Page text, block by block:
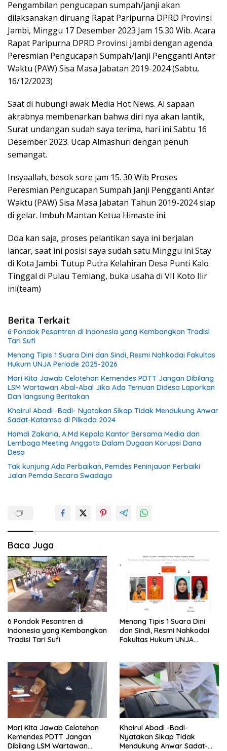
Pengambilan pengucapan sumpah/janji akan
dilaksanakan diruang Rapat Paripurna DPRD Provinsi
Jambi, Minggu 17 Desember 2023 Jam 15.30 Wib. Acara
Rapat Paripurna DPRD Provinsi Jambi dengan agenda
Peresmian Pengucapan Sumpah/Janji Pengganti Antar
Waktu (PAW) Sisa Masa Jabatan 2019-2024 (Sabtu,
16/12/2023)
Saat di hubungi awak Media Hot News. Al sapaan
akrabnya membenarkan bahwa diri nya akan lantik,
Surat undangan sudah saya terima, hari ini Sabtu 16
Desember 2023. Ucap Almashuri dengan penuh
semangat.
Insyaallah, besok sore jam 15. 30 Wib Proses
Peresmian Pengucapan Sumpah Janji Pengganti Antar
Waktu (PAW) Sisa Masa Jabatan Tahun 2019-2024 siap
di gelar. Imbuh Mantan Ketua Himaste ini.
Doa kan saja, proses pelantikan saya ini berjalan
lancar, saat ini posisi saya sudah satu Minggu ini Stay
di Kota Jambi. Tutup Putra Kelahiran Desa Punti Kalo
Tinggal di Pulau Temiang, buka usaha di VII Koto Ilir
ini(team)
Berita Terkait
6 Pondok Pesantren di Indonesia yang Kembangkan Tradisi
Tari Sufi
Menang Tipis 1 Suara Dini dan Sindi, Resmi Nahkodai Fakultas
Hukum UNJA Periode 2025-2026
Mari Kita Jawab Celotehan Kemendes PDTT Jangan Dibilang
LSM Wartawan Abal-Abal Jika Ada Temuan Didesa Laporkan
Dan langsung Beritakan
Khairul Abadi -Badi- Nyatakan Sikap Tidak Mendukung Anwar
Sadat-Katamso di Pilkada 2024
Hamdi Zakaria, A.Md Kepala Kantor Bersama Media dan
Lembaga Meeting Anggota Dalam Dugaan Korupsi Dana
Desa
Tak kunjung Ada Perbaikan, Pemdes Peninjauan Perbaiki
Jalan Pemda Secara Swadaya
Baca Juga
6 Pondok Pesantren di
Indonesia yang Kembangkan
Tradisi Tari Sufi
Menang Tipis 1 Suara Dini
dan Sindi, Resmi Nahkodai
Fakultas Hukum UNJA
Mari Kita Jawab Celotehan
Kemendes PDTT Jangan
Dibilang LSM Wartawan
Khairul Abadi -Badi-
Nyatakan Sikap Tidak
Mendukung Anwar Sadat-